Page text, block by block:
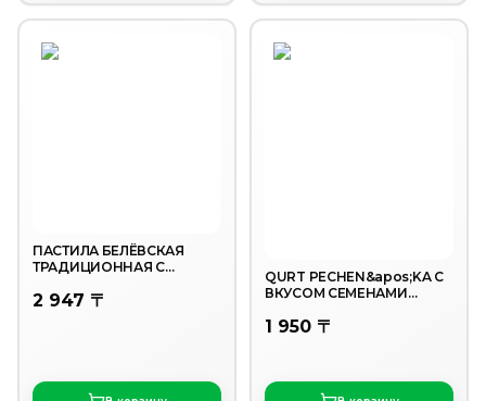
ПАСТИЛА БЕЛЁВСКАЯ
ТРАДИЦИОННАЯ С
2 947 〒
QURT PECHEN&apos;KA С
ВКУСОМ СЕМЕНАМИ
1 950 〒